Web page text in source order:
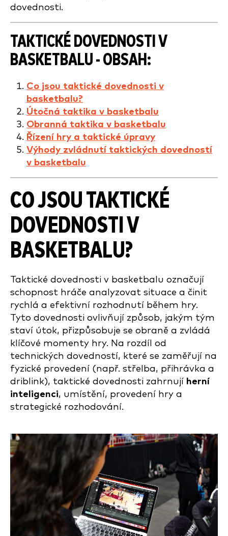
dovednosti.
TAKTICKÉ DOVEDNOSTI V
BASKETBALU - OBSAH:
Co jsou taktické dovednosti v
basketbalu?
Útočná taktika v basketbalu
Obranná taktika v basketbalu
Řízení hry a taktické úpravy
Výhody zvládnutí taktických dovedností
v basketbalu
CO JSOU TAKTICKÉ
DOVEDNOSTI V
BASKETBALU?
Taktické dovednosti v basketbalu označují
schopnost hráče analyzovat situace a činit
rychlá a efektivní rozhodnutí během hry.
Tyto dovednosti ovlivňují způsob, jakým tým
staví útok, přizpůsobuje se obraně a zvládá
klíčové momenty hry. Na rozdíl od
technických dovedností, které se zaměřují na
fyzické provedení (např. střelba, přihrávka a
driblink), taktické dovednosti zahrnují herní
inteligenci, umístění, provedení hry a
strategické rozhodování.